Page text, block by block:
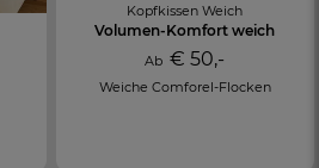
Kopfkissen Weich
Volumen-Komfort weich
Ab€ 50,-
Weiche Comforel-Flocken